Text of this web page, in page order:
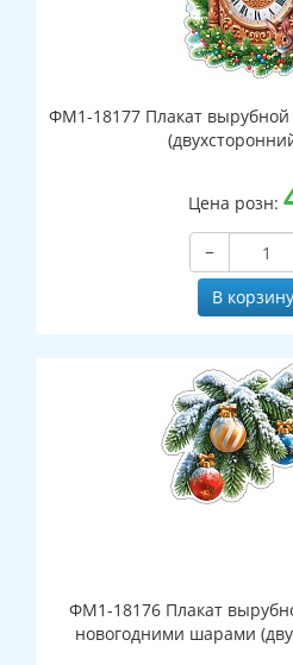
ФМ1-18177 Плакат вырубной
Цена розн:
−
В корзину
ФМ1-18176 Плакат
новогодними шарами